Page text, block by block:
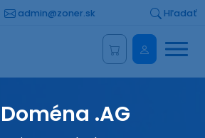
admin@zoner.sk Hľadať
Menu
Doména .AG